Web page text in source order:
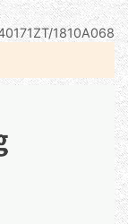
1810A068